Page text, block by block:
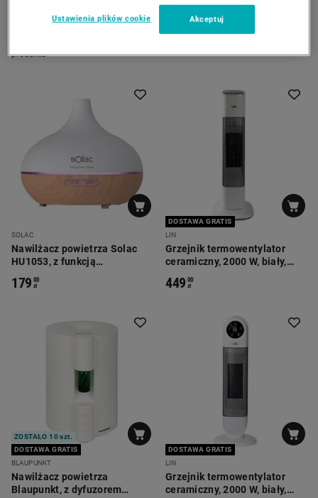
zbierania sierści, z
*
produktu
Prime3 SAP21, 3 tryby pracy
00
SOLAC
Nawilżacz powietrza Solac
HU1053, z funkcją
drewna
179 00
zł
DOSTAWA GRATIS
LIN
Grzejnik termowentylator
ceramiczny, 2000 W, biały,
449 00
zł
ZOSTAŁO 10 szt.
DOSTAWA GRATIS
BLAUPUNKT
Nawilżacz powietrza
Blaupunkt, z dyfuzorem
DOSTAWA GRATIS
LIN
Grzejnik termowentylator
ceramiczny, 2000 W, biały,
Ustawienia plików cookie Akceptuj